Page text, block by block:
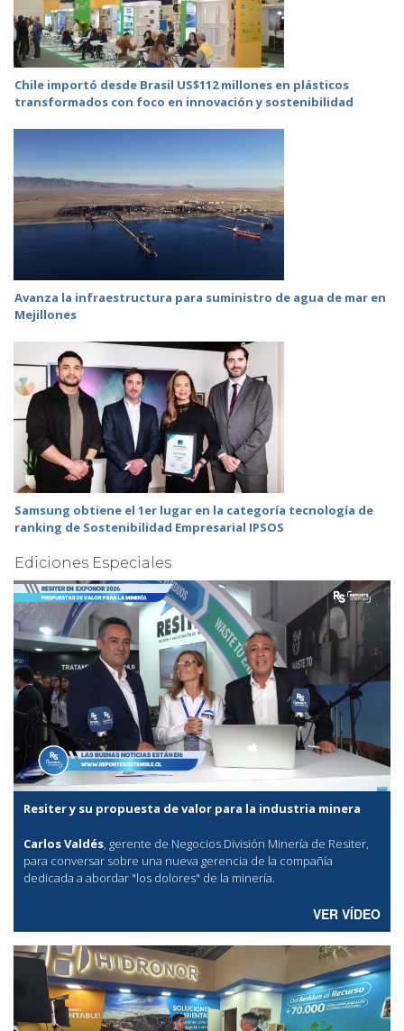
Chile importó desde Brasil US$112 millones en plásticos
transformados con foco en innovación y sostenibilidad
Avanza la infraestructura para suministro de agua de mar en
Mejillones
Samsung obtiene el 1er lugar en la categoría tecnología de
ranking de Sostenibilidad Empresarial IPSOS
Ediciones Especiales
Resiter y su propuesta de valor para la industria minera
Carlos Valdés, gerente de Negocios División Minería de Resiter,
para conversar sobre una nueva gerencia de la compañía
dedicada a abordar "los dolores" de la minería.
VER VÍDEO